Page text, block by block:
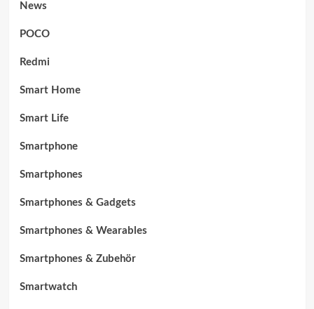
News
POCO
Redmi
Smart Home
Smart Life
Smartphone
Smartphones
Smartphones & Gadgets
Smartphones & Wearables
Smartphones & Zubehör
Smartwatch